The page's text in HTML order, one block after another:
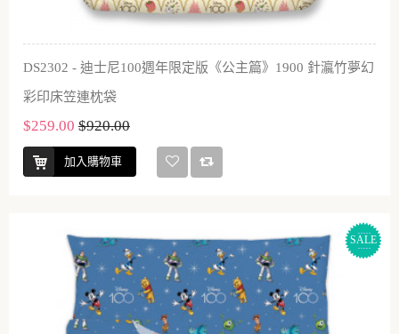
DS2302 - 迪士尼100週年限定版《公主篇》1900 針瀛竹夢幻
彩印床笠連枕袋
$259.00 $920.00
加入購物車
SALE